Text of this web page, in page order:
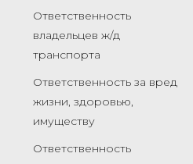
Ответственность
владельцев ж/д
транспорта
Ответственность за вред
жизни, здоровью,
имуществу
Ответственность